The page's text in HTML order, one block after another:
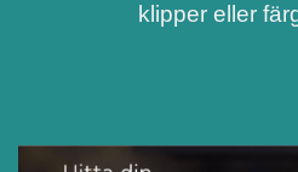
klipper eller